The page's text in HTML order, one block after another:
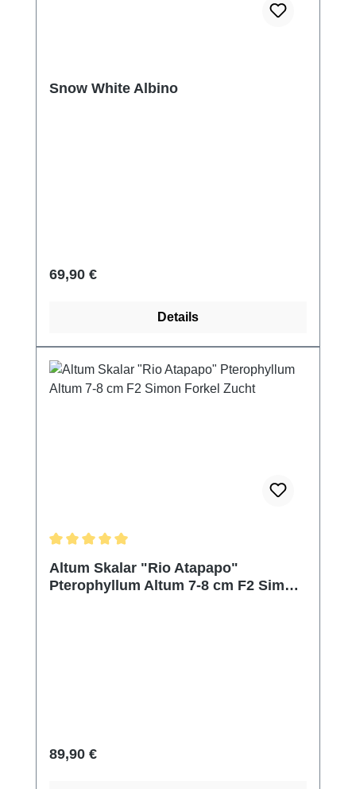
Snow White Albino
Regulärer Preis:
69,90 €
Details
Altum Skalar "Rio Atapapo"
Pterophyllum Altum 7-8 cm F2 Simon
Regulärer Preis:
89,90 €